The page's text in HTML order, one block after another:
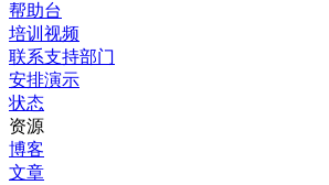
帮助台
培训视频
联系支持部门
安排演示
状态
资源
博客
文章